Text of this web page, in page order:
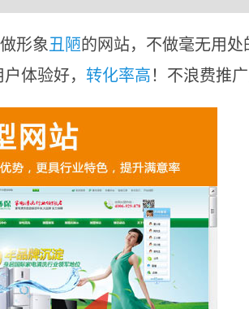
形象丑陋的网站，不做毫无用处
户体验好， 转化率高！不浪费推